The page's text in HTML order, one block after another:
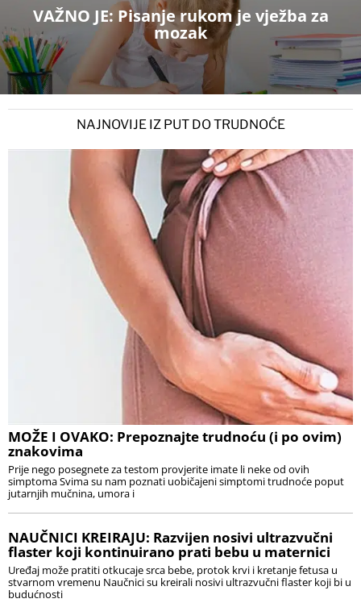
VAŽNO JE: Pisanje rukom je vježba za
mozak
NAJNOVIJE IZ PUT DO TRUDNOĆE
MOŽE I OVAKO: Prepoznajte trudnoću (i po ovim)
znakovima
Prije nego posegnete za testom provjerite imate li neke od ovih
simptoma Svima su nam poznati uobičajeni simptomi trudnoće poput
jutarnjih mučnina, umora i
NAUČNICI KREIRAJU: Razvijen nosivi ultrazvučni
flaster koji kontinuirano prati bebu u maternici
Uređaj može pratiti otkucaje srca bebe, protok krvi i kretanje fetusa u
stvarnom vremenu Naučnici su kreirali nosivi ultrazvučni flaster koji bi u
budućnosti